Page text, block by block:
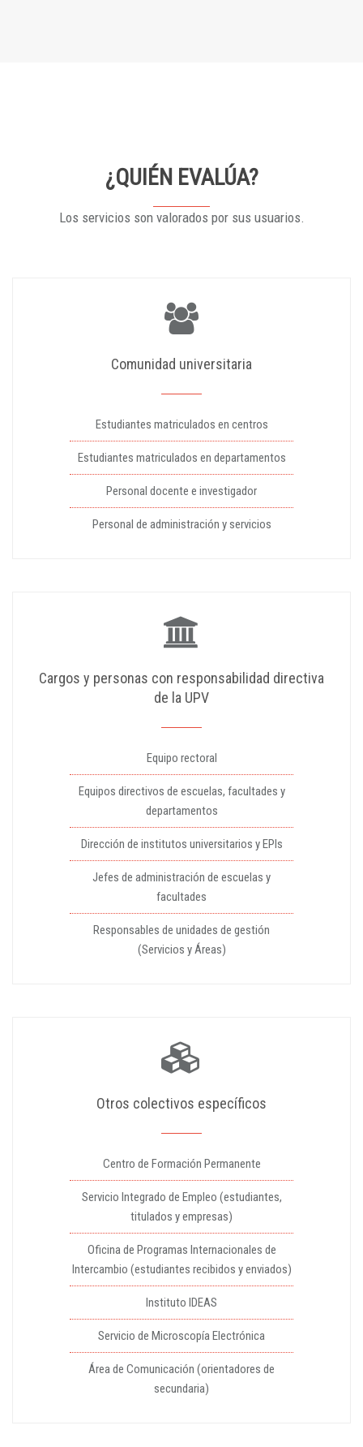
¿QUIÉN EVALÚA?
Los servicios son valorados por sus usuarios.
Comunidad universitaria
Estudiantes matriculados en centros
Estudiantes matriculados en departamentos
Personal docente e investigador
Personal de administración y servicios
Cargos y personas con responsabilidad directiva
de la UPV
Equipo rectoral
Equipos directivos de escuelas, facultades y
departamentos
Dirección de institutos universitarios y EPIs
Jefes de administración de escuelas y
facultades
Responsables de unidades de gestión
(Servicios y Áreas)
Otros colectivos específicos
Centro de Formación Permanente
Servicio Integrado de Empleo (estudiantes,
titulados y empresas)
Oficina de Programas Internacionales de
Intercambio (estudiantes recibidos y enviados)
Instituto IDEAS
Servicio de Microscopía Electrónica
Área de Comunicación (orientadores de
secundaria)